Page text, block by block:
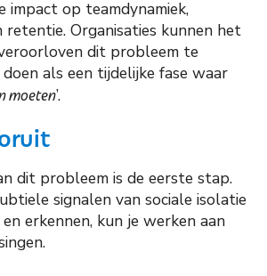
impact op teamdynamiek,
Organisaties kunnen het
dit probleem te
als een tijdelijke fase waar
moeten’.
dit probleem is de eerste stap.
signalen van sociale isolatie
erkennen, kun je werken aan